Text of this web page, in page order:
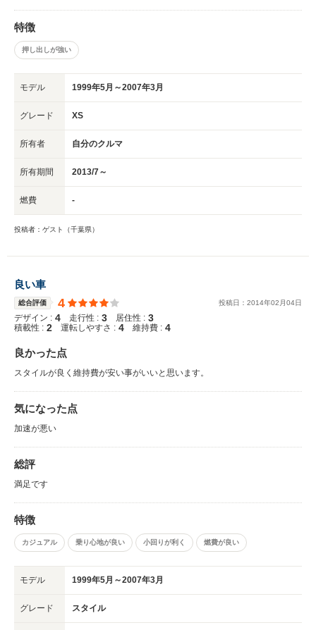
特徴
押し出しが強い
モデル 1999年5月～2007年3月
グレード XS
所有者 自分のクルマ
所有期間 2013/7～
燃費 -
投稿者：ゲスト（千葉県）
良い車
総合評価 4 投稿日： 2014年02 月04日
デザイン : 4 走行性 : 3 居住性 : 3
積載性 : 2 運転しやすさ : 4 維持費 : 4
良かった点
スタイルが良く維持費が安い事がいいと思います。
気になった点
加速が悪い
総評
満足です
特徴
カジュアル 乗り心地が良い 小回りが利く 燃費が良い
モデル 1999年5月～2007年3月
グレード スタイル